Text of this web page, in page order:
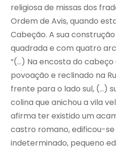
religiosa de missas dos
Ordem de Avis, quando
Cabeção. A sua
quadrada e com quatro
“(...) Na encosta do
povoação e reclinado na
frente para o lado sul, (...)
colina que anichou a vila
afirma ter existido um
castro romano, edificou-
indeterminado, pequeno